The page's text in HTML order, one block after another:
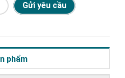
Gửi yêu cầu
phẩm